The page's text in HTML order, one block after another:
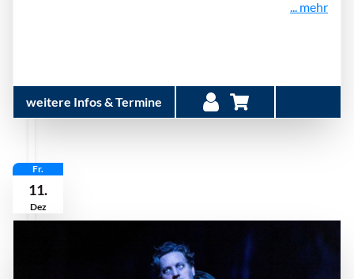
... mehr
weitere Infos & Termine
Fr.
11.
Dez